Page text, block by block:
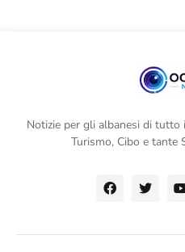
Notizie per gli albanesi di tutto
Turismo, Cibo e tante